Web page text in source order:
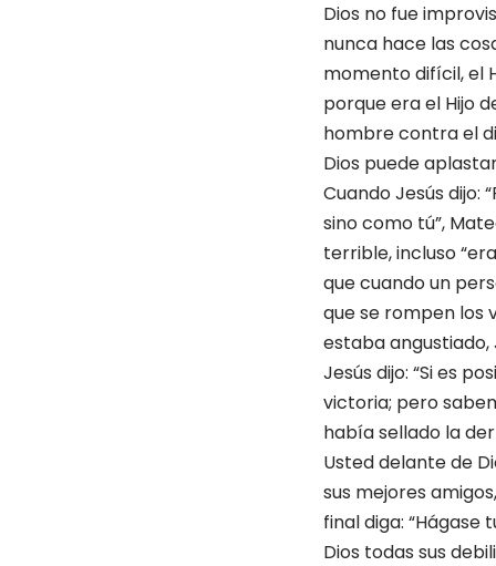
Dios no fue
nunca hace las
momento difícil, el
porque era el Hijo
hombre contra el
Dios puede
Cuando Jesús dijo:
sino como tú”,
terrible, incluso
que cuando un
que se rompen los
estaba angustiado,
Jesús dijo: “Si es
victoria; pero
había sellado la
Usted delante de
sus mejores
final diga:
Dios todas sus